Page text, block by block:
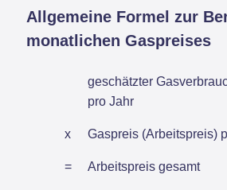
Allgemeine Formel zur
monatlichen Gaspreises
geschätzter
pro Jahr
x Gaspreis (Arbeitspreis)
= Arbeitspreis gesamt